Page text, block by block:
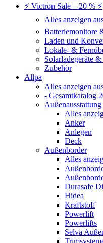
⚡ Victron Sale – 20 % ⚡
Alles anzeigen
Batteriemonitore
Laden und
Lokale- &
Solarladegeräte
Zubehör
Allpa
Alles anzeigen
- Gesamtkatalog
Außenausstattung
Alles
Anker
Anlegen
Deck
Außenborder
Alles
Durasafe
Hidea
Kraftstoff
Powerlift
Powerlifts
Selva